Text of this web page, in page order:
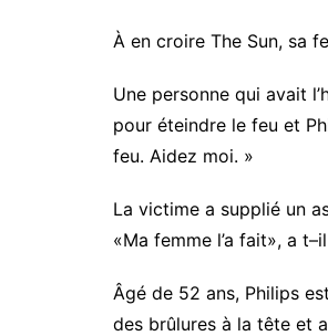
À en croire The Sun, sa
Une personne qui avait
pour éteindre le feu et
feu. Aidez moi. »
La victime a supplié un
«Ma femme l’a fait», a
Âgé de 52 ans, Philips
des brûlures à la tête et